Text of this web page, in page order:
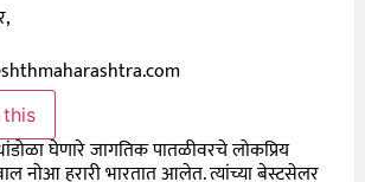
घेणारे जागतिक पातळीवरचे लोकप्रिय
नोआ हरारी भारतात आलेत. त्यांच्या बेस्टसेलर